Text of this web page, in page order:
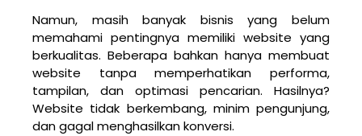
Namun, masih banyak bisnis yang belum
memahami pentingnya memiliki website yang
berkualitas. Beberapa bahkan hanya membuat
website tanpa memperhatikan performa,
tampilan, dan optimasi pencarian. Hasilnya?
Website tidak berkembang, minim pengunjung,
dan gagal menghasilkan konversi.